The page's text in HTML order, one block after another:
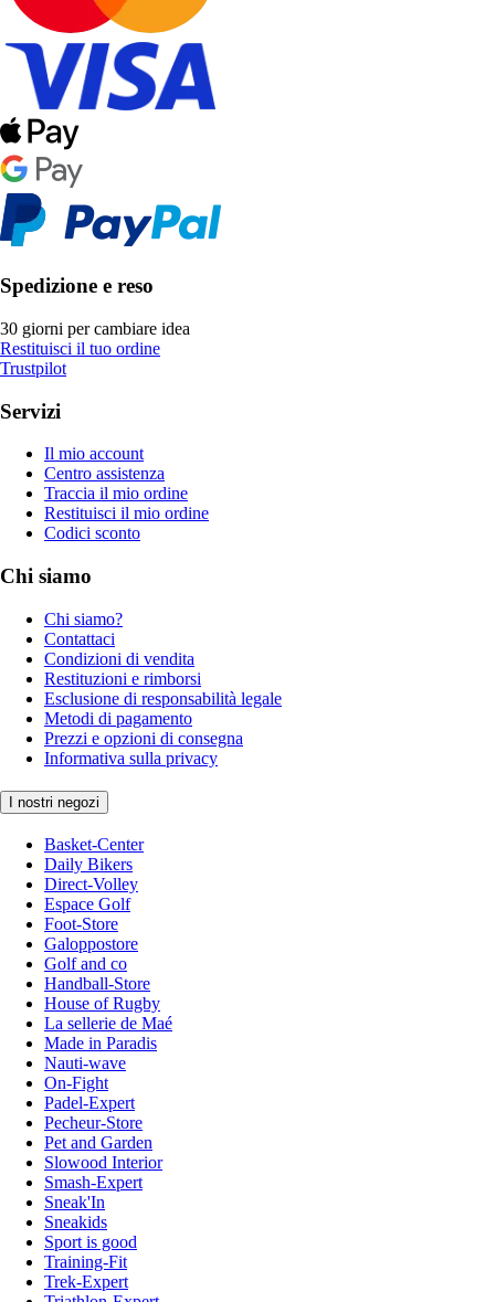
Spedizione e reso
30 giorni per cambiare idea
Restituisci il tuo ordine
Trustpilot
Servizi
Il mio account
Centro assistenza
Traccia il mio ordine
Restituisci il mio ordine
Codici sconto
Chi siamo
Chi siamo?
Contattaci
Condizioni di vendita
Restituzioni e rimborsi
Esclusione di responsabilità legale
Metodi di pagamento
Prezzi e opzioni di consegna
Informativa sulla privacy
I nostri negozi
Basket-Center
Daily Bikers
Direct-Volley
Espace Golf
Foot-Store
Galoppostore
Golf and co
Handball-Store
House of Rugby
La sellerie de Maé
Made in Paradis
Nauti-wave
On-Fight
Padel-Expert
Pecheur-Store
Pet and Garden
Slowood Interior
Smash-Expert
Sneak'In
Sneakids
Sport is good
Training-Fit
Trek-Expert